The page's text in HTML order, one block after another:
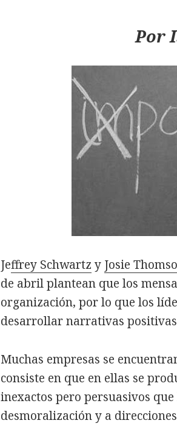
Por
Jeffrey Schwartz y Josie
de abril plantean que los
organización, por lo que los
desarrollar narrativas
Muchas empresas se
consiste en que en ellas se
inexactos pero persuasivos
desmoralización y a